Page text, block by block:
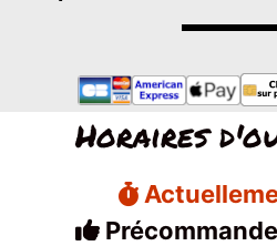
Horaires